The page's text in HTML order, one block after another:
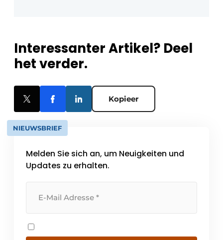
Interessanter Artikel? Deel
het verder.
Kopieer
NIEUWSBRIEF
Melden Sie sich an, um Neuigkeiten und
Updates zu erhalten.